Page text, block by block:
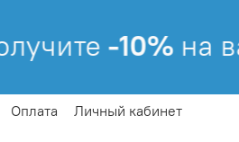
-10%на
Оплата Личный кабинет